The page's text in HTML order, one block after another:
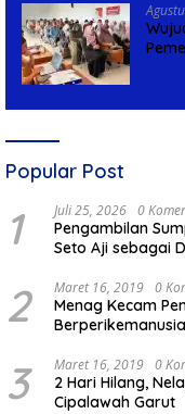
Popular Post
1 Juli 25, 2026 0
Pengambilan
Seto Aji sebagai
2 Maret 16, 2019 0
Menag Kecam
3 Maret 16, 2019 0
2 Hari Hilang,
Cipalawah Garut